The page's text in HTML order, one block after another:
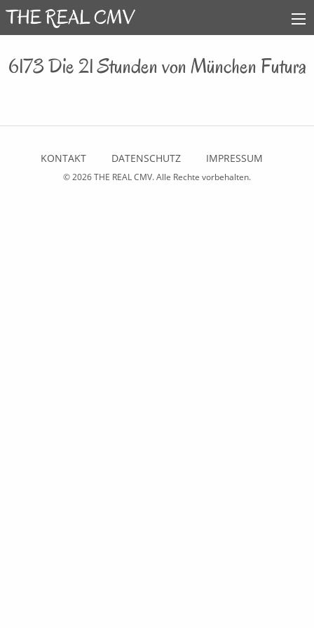
6173 Die 21 Stunden von München Futura
KONTAKT DATENSCHUTZ IMPRESSUM
© 2026THE REAL CMV. Alle Rechte vorbehalten.